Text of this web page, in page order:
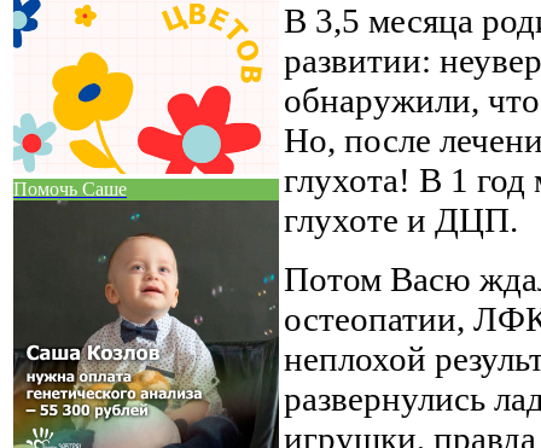
Помочь Саше
В 3,5 месяца
развитии:
обнаружили,
Но, после
глухота! В 1
глухоте и ДЦП.
Потом Васю
остеопатии,
неплохой
развернулись
игрушки,